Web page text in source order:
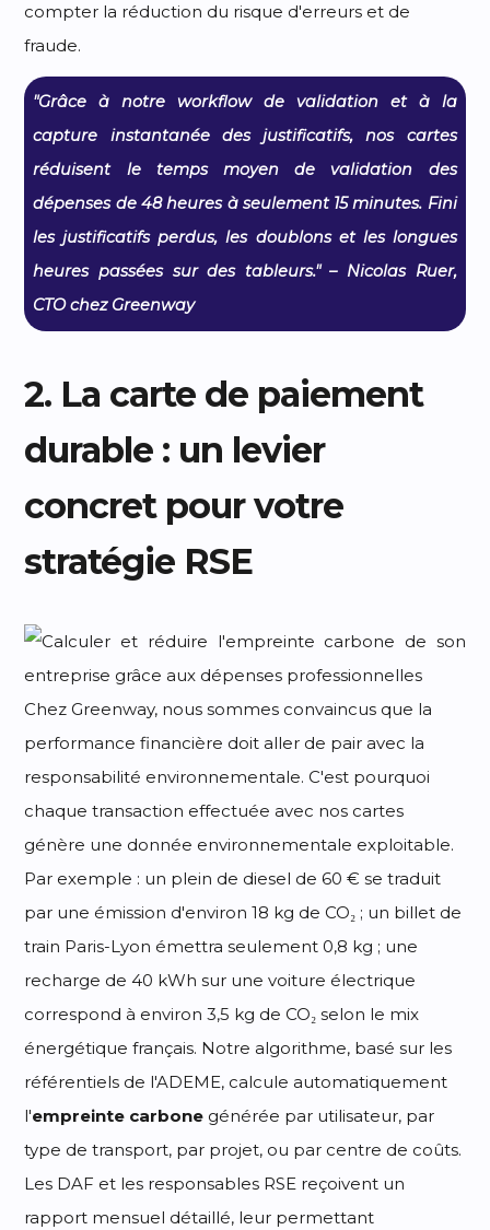
compter la réduction du risque d'erreurs et de
fraude.
"Grâce à notre workflow de validation et à la
capture instantanée des justificatifs, nos cartes
réduisent le temps moyen de validation des
dépenses de 48 heures à seulement 15 minutes. Fini
les justificatifs perdus, les doublons et les longues
heures passées sur des tableurs." – Nicolas Ruer,
CTO chez Greenway
2. La carte de paiement
durable : un levier
concret pour votre
stratégie RSE
Chez Greenway, nous sommes convaincus que la
performance financière doit aller de pair avec la
responsabilité environnementale. C'est pourquoi
chaque transaction effectuée avec nos cartes
génère une donnée environnementale exploitable.
Par exemple : un plein de diesel de 60 € se traduit
par une émission d'environ 18 kg de CO₂ ; un billet de
train Paris-Lyon émettra seulement 0,8 kg ; une
recharge de 40 kWh sur une voiture électrique
correspond à environ 3,5 kg de CO₂ selon le mix
énergétique français. Notre algorithme, basé sur les
référentiels de l'ADEME, calcule automatiquement
l'empreinte carbone générée par utilisateur, par
type de transport, par projet, ou par centre de coûts.
Les DAF et les responsables RSE reçoivent un
rapport mensuel détaillé, leur permettant